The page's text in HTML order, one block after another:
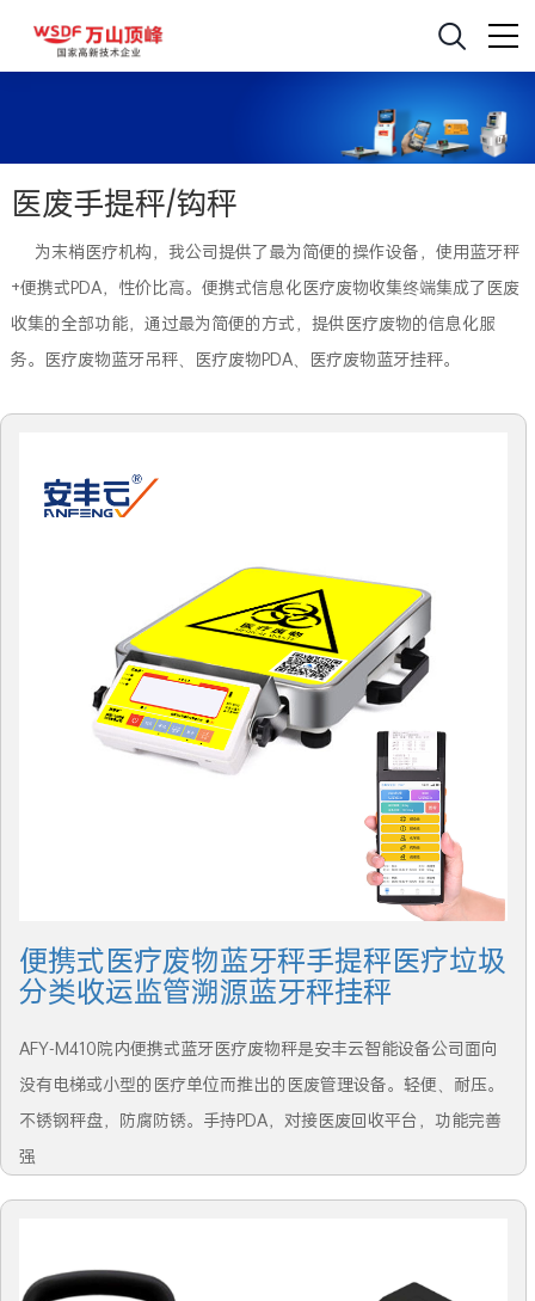
医废手提秤/钩秤
为末梢医疗机构，我公司提供了最为简便的操作设备，使用蓝牙秤
+便携式PDA，性价比高。便携式信息化医疗废物收集终端集成了医废
收集的全部功能，通过最为简便的方式，提供医疗废物的信息化服
务。医疗废物蓝牙吊秤、医疗废物PDA、医疗废物蓝牙挂秤。
便携式医疗废物蓝牙秤手提秤医疗垃圾
分类收运监管溯源蓝牙秤挂秤
AFY-M410院内便携式蓝牙医疗废物秤是安丰云智能设备公司面向
没有电梯或小型的医疗单位而推出的医废管理设备。轻便、耐压。
不锈钢秤盘，防腐防锈。手持PDA，对接医废回收平台，功能完善
强